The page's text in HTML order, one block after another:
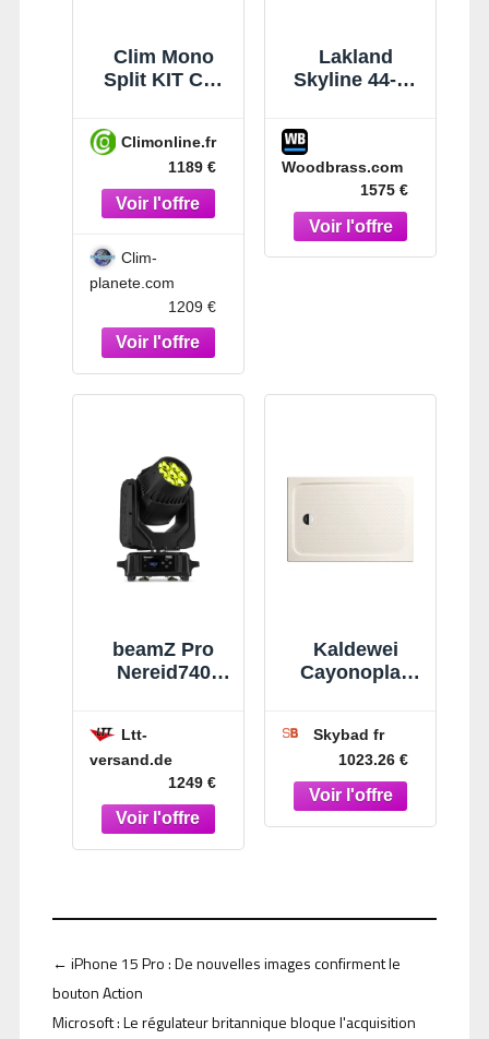
Clim Mono
Split KIT CS-
Climonline.fr
1189 €
Clim-
planete.com
1209 €
Lakland
Skyline 44-60
Candy Apple
Woodbrass.com
1575 €
beamZ Pro
Nereid740
extérieur avec
zoom et effet
œil de guêpe -
Moving Head
Washer
Ltt-
versand.de
1249 €
Kaldewei
Cayonoplan
370147943231
70x170x2.5cm,
avec support,
effet perle
antidérapant,
Skybad fr
1023.26 €
← iPhone 15 Pro : De nouvelles images confirment le
bouton Action
Microsoft : Le régulateur britannique bloque l'acquisition